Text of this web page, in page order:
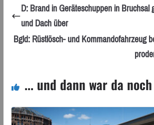
D: Brand in Geräteschuppen in Bruchsal
und Dach über
Bgld: Rüstlösch- und Kommandofahrzeug
... und dann war da